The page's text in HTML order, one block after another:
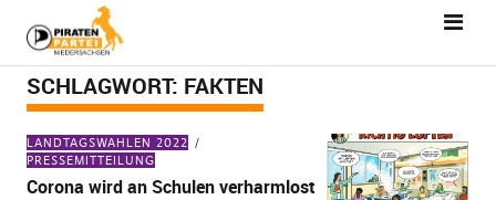
SCHLAGWORT: FAKTEN
LANDTAGSWAHLEN 2022
PRESSEMITTEILUNG
Corona wird an Schulen verharmlost